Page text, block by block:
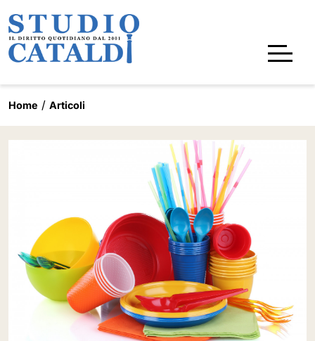
Home Articoli